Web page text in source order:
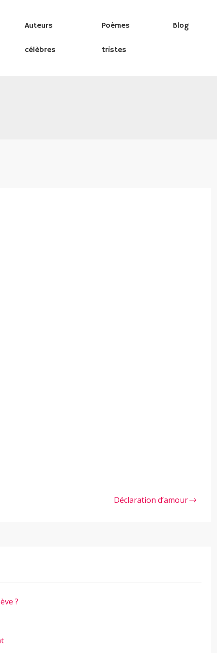
Auteurs
célèbres
Poèmes
tristes
Blog
Déclaration d’amour
?